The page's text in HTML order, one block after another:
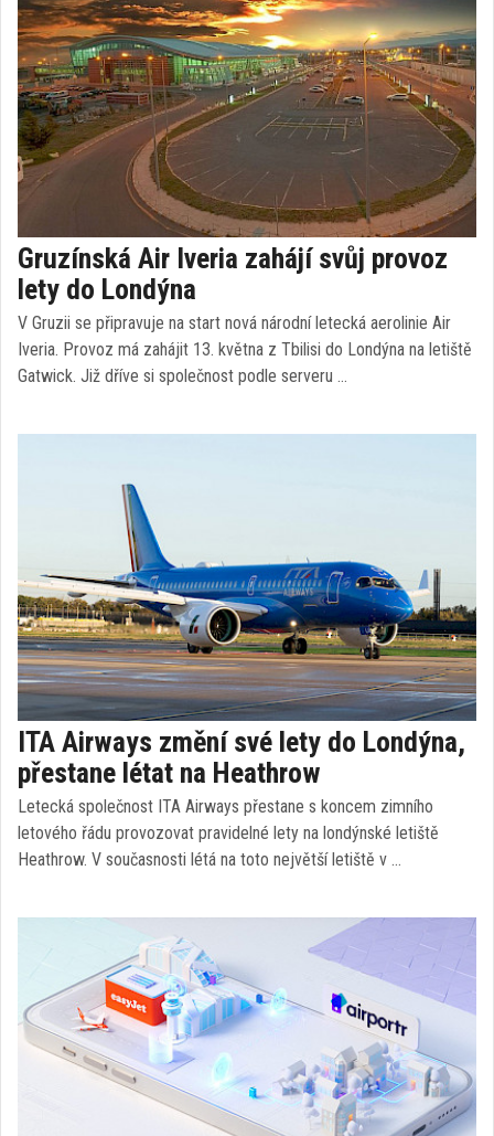
Gruzínská Air Iveria zahájí svůj provoz
lety do Londýna
V Gruzii se připravuje na start nová národní letecká aerolinie Air
Iveria. Provoz má zahájit 13. května z Tbilisi do Londýna na letiště
Gatwick. Již dříve si společnost podle serveru …
ITA Airways změní své lety do Londýna,
přestane létat na Heathrow
Letecká společnost ITA Airways přestane s koncem zimního
letového řádu provozovat pravidelné lety na londýnské letiště
Heathrow. V současnosti létá na toto největší letiště v …